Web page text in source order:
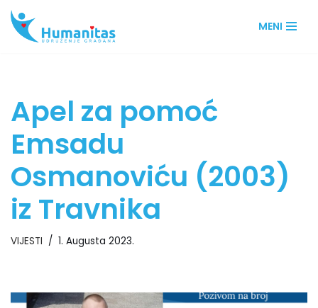
Skip
MENI
Apel za pomoć
Emsadu
Osmanoviću (2003)
iz Travnika
VIJESTI 1. Augusta 2023.